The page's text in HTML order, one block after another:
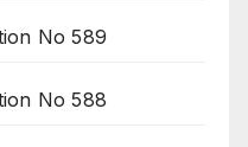
No 589
No 588